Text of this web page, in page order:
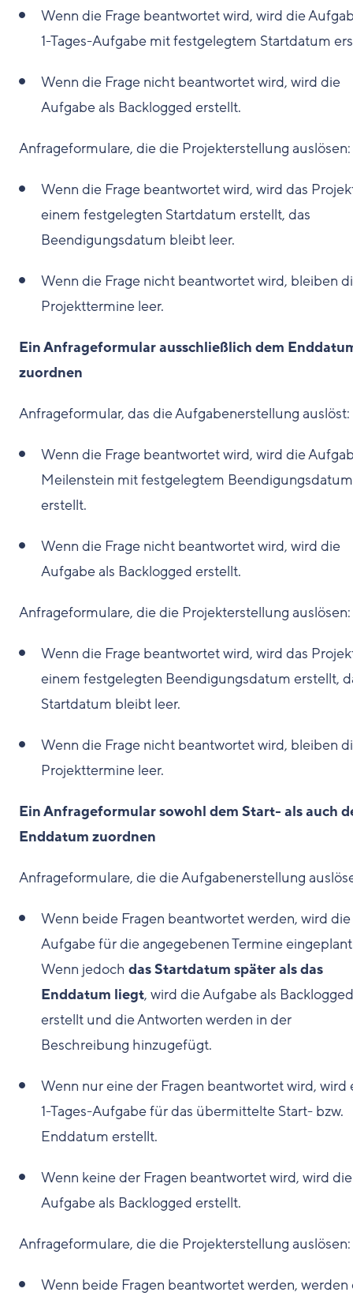
Wenn die Frage beantwortet wird, wird die
1-Tages-Aufgabe mit festgelegtem Startdatum
Wenn die Frage nicht beantwortet wird, wird die
Aufgabe als Backlogged erstellt.
Anfrageformulare, die die Projekterstellung auslösen:
Wenn die Frage beantwortet wird, wird das
einem festgelegten Startdatum erstellt, das
Beendigungsdatum bleibt leer.
Wenn die Frage nicht beantwortet wird, bleiben
Projekttermine leer.
Ein Anfrageformular ausschließlich dem
zuordnen
Anfrageformular, das die Aufgabenerstellung auslöst:
Wenn die Frage beantwortet wird, wird die
Meilenstein mit festgelegtem Beendigungsdatum
erstellt.
Wenn die Frage nicht beantwortet wird, wird die
Aufgabe als Backlogged erstellt.
Anfrageformulare, die die Projekterstellung auslösen:
Wenn die Frage beantwortet wird, wird das
einem festgelegten Beendigungsdatum erstellt,
Startdatum bleibt leer.
Wenn die Frage nicht beantwortet wird, bleiben
Projekttermine leer.
Ein Anfrageformular sowohl dem Start- als auch
Enddatum zuordnen
Anfrageformulare, die die Aufgabenerstellung
Wenn beide Fragen beantwortet werden, wird die
Aufgabe für die angegebenen Termine
Wenn jedoch das Startdatum später als das
Enddatum liegt, wird die Aufgabe als Backlogged
erstellt und die Antworten werden in der
Beschreibung hinzugefügt.
Wenn nur eine der Fragen beantwortet wird, wird
1-Tages-Aufgabe für das übermittelte Start- bzw.
Enddatum erstellt.
Wenn keine der Fragen beantwortet wird, wird die
Aufgabe als Backlogged erstellt.
Anfrageformulare, die die Projekterstellung auslösen:
Wenn beide Fragen beantwortet werden, werden